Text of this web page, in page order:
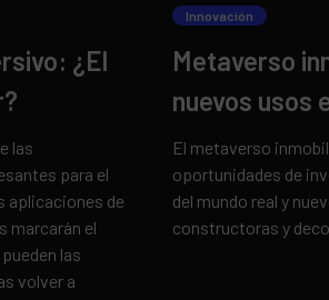
¿El
las
para el
aplicaciones de
marcarán el
las
volver a
Innovación
Metaverso
nuevos usos
El metaverso
oportunidades de
del mundo real y
constructoras y